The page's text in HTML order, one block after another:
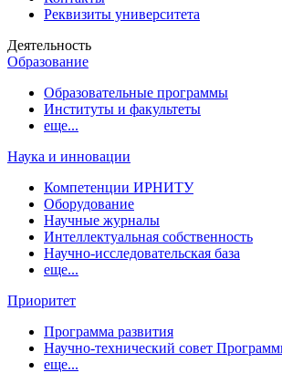
Реквизиты университета
Деятельность
Образование
Образовательные программы
Институты и факультеты
еще...
Наука и инновации
Компетенции ИРНИТУ
Оборудование
Научные журналы
Интеллектуальная собственность
Научно-исследовательская база
еще...
Приоритет
Программа развития
Научно-технический совет
еще...